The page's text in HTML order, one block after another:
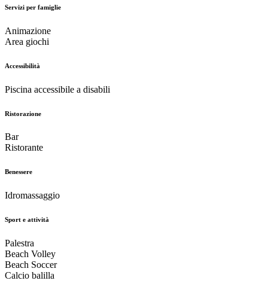
Servizi per famiglie
Animazione
Area giochi
Accessibilità
Piscina accessibile a disabili
Ristorazione
Bar
Ristorante
Benessere
Idromassaggio
Sport e attività
Palestra
Beach Volley
Beach Soccer
Calcio balilla